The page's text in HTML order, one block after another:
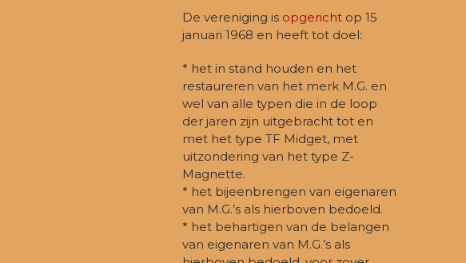
De vereniging is opgericht op 15
januari 1968 en heeft tot doel:
* het in stand houden en het
restaureren van het merk M.G. en
wel van alle typen die in de loop
der jaren zijn uitgebracht tot en
met het type TF Midget, met
uitzondering van het type Z-
Magnette.
* het bijeenbrengen van eigenaren
van M.G.’s als hierboven bedoeld.
* het behartigen van de belangen
van eigenaren van M.G.’s als